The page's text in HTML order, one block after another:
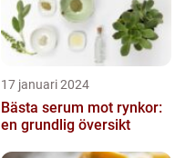
17 januari 2024
Bästa serum mot rynkor:
en grundlig översikt